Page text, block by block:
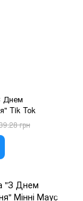
Днем
Tik Tok
грн